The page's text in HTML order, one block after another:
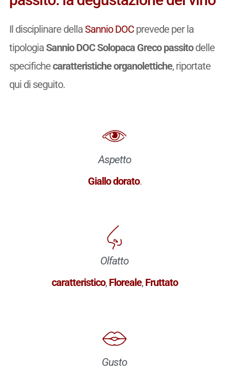
Il disciplinare dellaSannio DOCprevede per la
tipologiaSannio DOC Solopaca Greco passitodelle
specifichecaratteristiche organolettiche, riportate
qui di seguito.
Aspetto
Giallo dorato.
Olfatto
caratteristico, Floreale, Fruttato
Gusto